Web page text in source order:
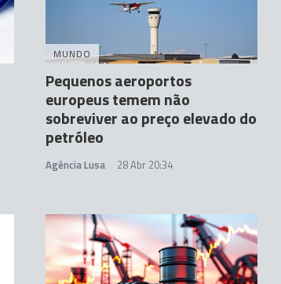
MUNDO
Pequenos aeroportos
europeus temem não
sobreviver ao preço elevado do
petróleo
Agência Lusa 28 Abr 20:34